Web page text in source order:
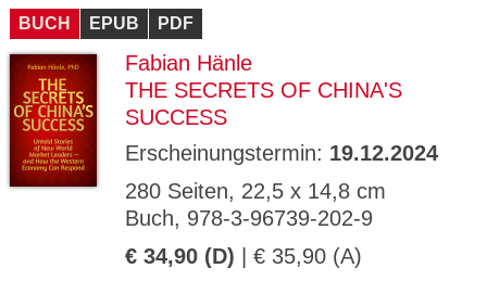
BUCH EPUB PDF
Fabian Hänle
THE SECRETS OF CHINA'S
SUCCESS
Erscheinungstermin: 19.12.2024
280 Seiten, 22,5 x 14,8 cm
Buch, 978-3-96739-202-9
€ 34,90 (D) | € 35,90 (A)